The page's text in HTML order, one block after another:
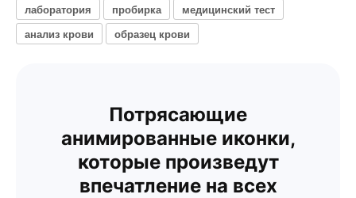
лаборатория
пробирка
медицинский тест
анализ крови
образец крови
Потрясающие
анимированные иконки,
которые произведут
впечатление на всех